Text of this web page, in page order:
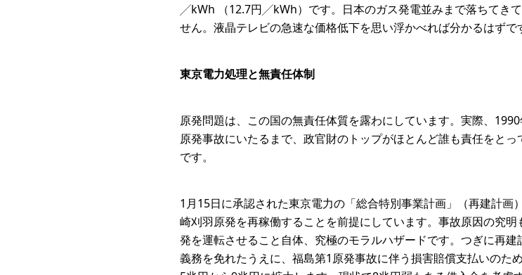
╱kWh （12.7円╱kWh）です。日本のガス発電並みまで落ちてき
せん。液晶テレビの急速な価格低下を思い浮かべれば分かるはずで
東京電力処理と無責任体制
原発問題は、この国の無責任体質を露わにしています。実際、
原発事故にいたるまで、政官財のトップがほとんど誰も責任をと
です。
1月15日に承認された東京電力の「総合特別事業計画」（再建計画
崎刈羽原発を再稼働することを前提にしています。事故原因の究
発を運転させること自体、究極のモラルハザードです。つぎに再
義務を免れたうえに、福島第1原発事故に伴う損害賠償支払いのた